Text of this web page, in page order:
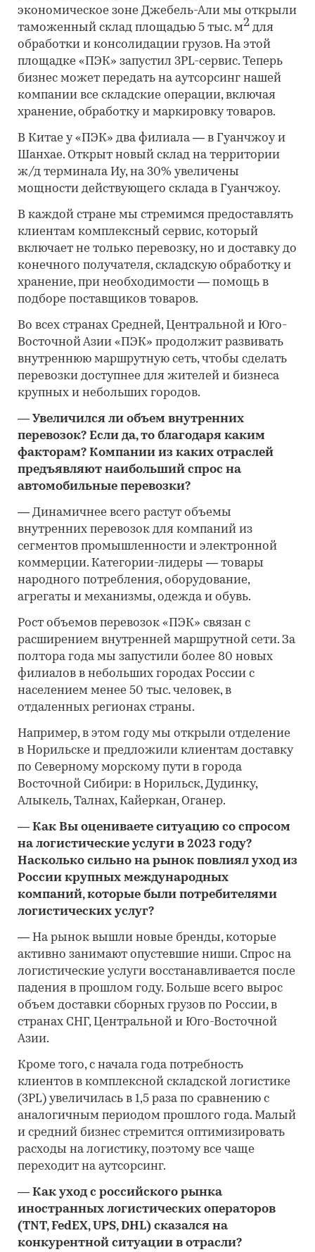
экономическое зоне Джебель-Али мы открыли
таможенный склад площадью 5 тыс. м2 для
обработки и консолидации грузов. На этой
площадке «ПЭК» запустил 3PL-сервис. Теперь
бизнес может передать на аутсорсинг нашей
компании все складские операции, включая
хранение, обработку и маркировку товаров.
В Китае у «ПЭК» два филиала — в Гуанчжоу и
Шанхае. Открыт новый склад на территории
ж/д терминала Иу, на 30% увеличены
мощности действующего склада в Гуанчжоу.
В каждой стране мы стремимся предоставлять
клиентам комплексный сервис, который
включает не только перевозку, но и доставку до
конечного получателя, складскую обработку и
хранение, при необходимости — помощь в
подборе поставщиков товаров.
Во всех странах Средней, Центральной и Юго-
Восточной Азии «ПЭК» продолжит развивать
внутреннюю маршрутную сеть, чтобы сделать
перевозки доступнее для жителей и бизнеса
крупных и небольших городов.
— Увеличился ли объем внутренних
перевозок? Если да, то благодаря каким
факторам? Компании из каких отраслей
предъявляют наибольший спрос на
автомобильные перевозки?
— Динамичнее всего растут объемы
внутренних перевозок для компаний из
сегментов промышленности и электронной
коммерции. Категории-лидеры — товары
народного потребления, оборудование,
агрегаты и механизмы, одежда и обувь.
Рост объемов перевозок «ПЭК» связан с
расширением внутренней маршрутной сети. За
полтора года мы запустили более 80 новых
филиалов в небольших городах России с
населением менее 50 тыс. человек, в
отдаленных регионах страны.
Например, в этом году мы открыли отделение
в Норильске и предложили клиентам доставку
по Северному морскому пути в города
Восточной Сибири: в Норильск, Дудинку,
Алыкель, Талнах, Кайеркан, Оганер.
— Как Вы оцениваете ситуацию со спросом
на логистические услуги в 2023 году?
Насколько сильно на рынок повлиял уход из
России крупных международных
компаний, которые были потребителями
логистических услуг?
— На рынок вышли новые бренды, которые
активно занимают опустевшие ниши. Спрос на
логистические услуги восстанавливается после
падения в прошлом году. Больше всего вырос
объем доставки сборных грузов по России, в
странах СНГ, Центральной и Юго-Восточной
Азии.
Кроме того, с начала года потребность
клиентов в комплексной складской логистике
(3PL) увеличилась в 1,5 раза по сравнению с
аналогичным периодом прошлого года. Малый
и средний бизнес стремится оптимизировать
расходы на логистику, поэтому все чаще
переходит на аутсорсинг.
— Как уход с российского рынка
иностранных логистических операторов
(TNT, FedEX, UPS, DHL) сказался на
конкурентной ситуации в отрасли?